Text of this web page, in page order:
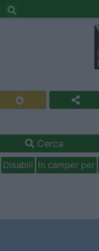
Cerca
Disabili In camper per